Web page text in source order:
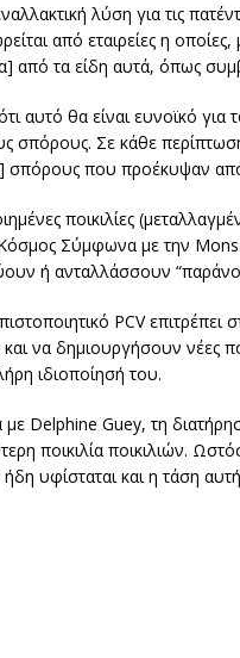
λύση για τις
από εταιρείες η
τα είδη αυτά, όπως
αυτό θα είναι ευνοϊκό
Σε κάθε
σπόρους που προέκυψαν
ποικιλίες
Σύμφωνα με την
ή ανταλλάσσουν
PCV
να δημιουργήσουν νέες
ιδιοποίησή του.
Guey, τη
ποικιλία ποικιλιών.
υφίσταται και η τάση